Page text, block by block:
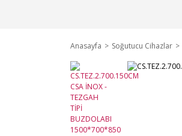
Anasayfa Soğutucu Cihazlar